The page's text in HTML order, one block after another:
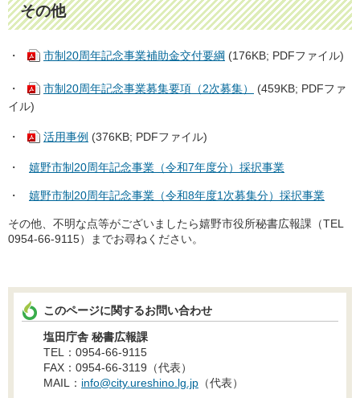
その他
・ 市制20周年記念事業補助金交付要綱 (176KB; PDFファイル)
・ 市制20周年記念事業募集要項（2次募集）
(459KB; PDFファ
イル)
・ 活用事例 (376KB; PDFファイル)
・ 嬉野市制20周年記念事業（令和7年度分）採択事業
・ 嬉野市制20周年記念事業（令和8年度1次募集分）採択事業
その他、不明な点等がございましたら嬉野市役所秘書広報課（TEL
0954-66-9115）までお尋ねください。
このページに関するお問い合わせ
塩田庁舎 秘書広報課
TEL：0954-66-9115
FAX：0954-66-3119（代表）
MAIL： info@city.ureshino.lg.jp （代表）